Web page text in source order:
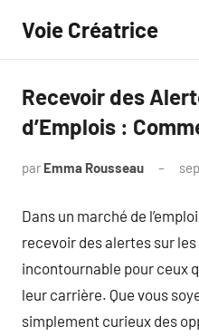
contenu
Voie Créatrice
Recevoir des
d’Emplois :
par Emma Rousseau
Dans un marché de
recevoir des alertes sur
incontournable pour ceux
leur carrière. Que vous
simplement curieux des